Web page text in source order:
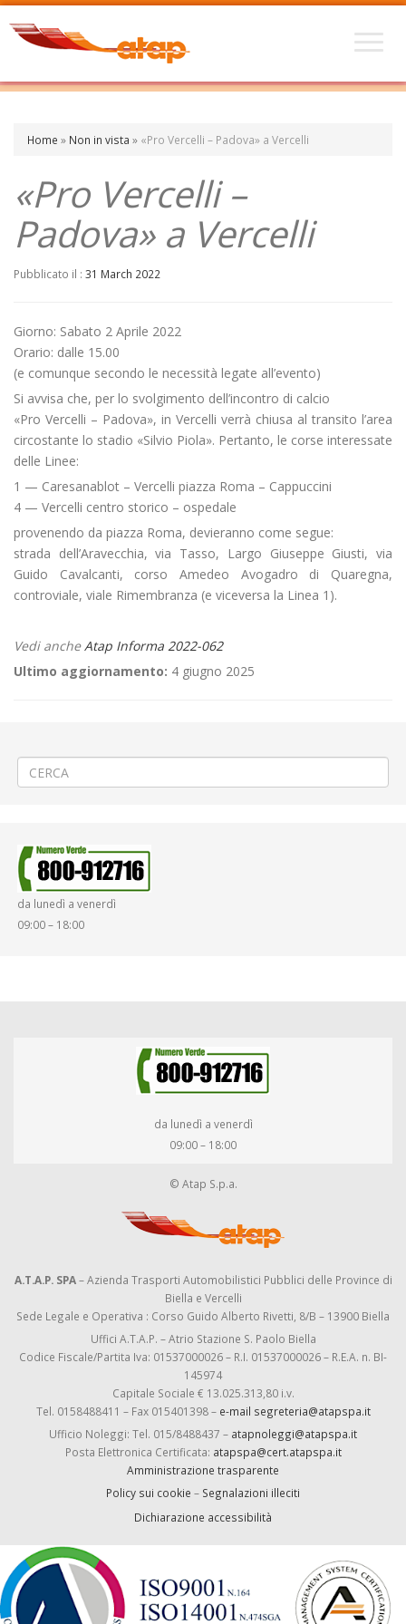
Home » Non in vista » «Pro Vercelli – Padova» a Vercelli
«Pro Vercelli –
Padova» a Vercelli
Pubblicato il : 31 March 2022
Giorno: Sabato 2 Aprile 2022
Orario: dalle 15.00
(e comunque secondo le necessità legate all’evento)
Si avvisa che, per lo svolgimento dell’incontro di calcio
«Pro Vercelli – Padova», in Vercelli verrà chiusa al transito l’area
circostante lo stadio «Silvio Piola». Pertanto, le corse interessate
delle Linee:
1 — Caresanablot – Vercelli piazza Roma – Cappuccini
4 — Vercelli centro storico – ospedale
provenendo da piazza Roma, devieranno come segue:
strada dell’Aravecchia, via Tasso, Largo Giuseppe Giusti, via
Guido Cavalcanti, corso Amedeo Avogadro di Quaregna,
controviale, viale Rimembranza (e viceversa la Linea 1).
Vedi ancheAtap Informa 2022-062
Ultimo aggiornamento: 4 giugno 2025
da lunedì a venerdì
09:00 – 18:00
da lunedì a venerdì
09:00 – 18:00
© Atap S.p.a.
A.T.A.P. SPA– Azienda Trasporti Automobilistici Pubblici delle Province di
Biella e Vercelli
Sede Legale e Operativa : Corso Guido Alberto Rivetti, 8/B – 13900 Biella
Uffici A.T.A.P. – Atrio Stazione S. Paolo Biella
Codice Fiscale/Partita Iva: 01537000026 – R.I. 01537000026 – R.E.A. n. BI-
145974
Capitale Sociale € 13.025.313,80 i.v.
Tel. 0158488411 – Fax 015401398 – e-mail segreteria@atapspa.it
Ufficio Noleggi: Tel. 015/8488437 – atapnoleggi@atapspa.it
Posta Elettronica Certificata: atapspa@cert.atapspa.it
Amministrazione trasparente
Policy sui cookie – Segnalazioni illeciti
Dichiarazione accessibilità